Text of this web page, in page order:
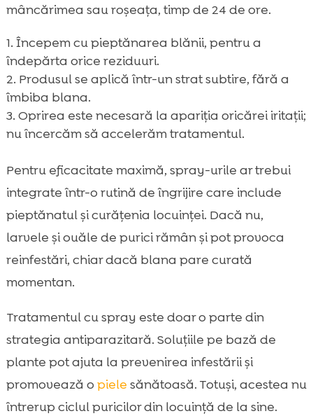
mâncărimea sau roșeața, timp de 24 de ore.
Începem cu pieptănarea blănii, pentru a
îndepărta orice reziduuri.
Produsul se aplică într-un strat subtire, fără a
îmbiba blana.
Oprirea este necesară la apariția oricărei iritații;
nu încercăm să accelerăm tratamentul.
Pentru eficacitate maximă, spray-urile ar trebui
integrate într-o rutină de îngrijire care include
pieptănatul și curățenia locuinței. Dacă nu,
larvele și ouăle de purici rămân și pot provoca
reinfestări, chiar dacă blana pare curată
momentan.
Tratamentul cu spray este doar o parte din
strategia antiparazitară. Soluțiile pe bază de
plante pot ajuta la prevenirea infestării și
promovează o piele sănătoasă. Totuși, acestea nu
întrerup ciclul puricilor din locuință de la sine.